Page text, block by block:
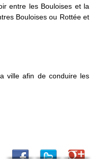
entre les Bouloises et la
Bouloises ou Rottée et
ville afin de conduire les